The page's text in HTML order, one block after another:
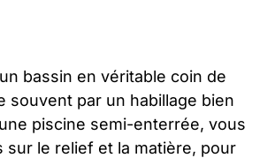
bassin en véritable coin de
souvent par un habillage bien
piscine semi-enterrée, vous
sur le relief et la matière, pour